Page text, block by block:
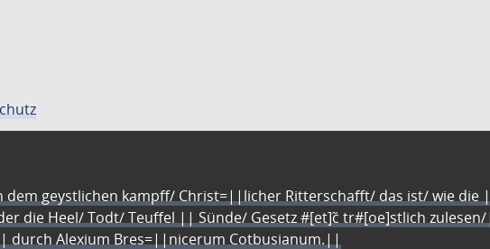
geystlichen kampff/ Christ=||licher Ritterschafft/ das ist/ wie die
die Heel/ Todt/ Teuffel || Sünde/ Gesetz #[et]c̃ tr#[oe]stlich
durch Alexium Bres=||nicerum Cotbusianum.||